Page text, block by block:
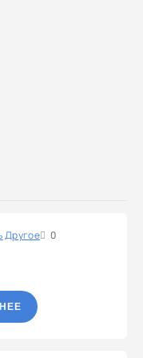
Другое 0